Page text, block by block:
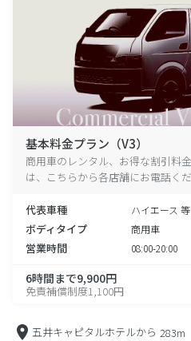
基本料金プラン（V3）
商用車のレンタル、お得な割引料
は、こちらから各店舗にお電話くだ
代表車種 ハイエース 等
ボディタイプ 商用車
営業時間 08:00-20:00
6時間まで9,900円
免責補償制度1,100円
五井キャピタルホテルから 283m